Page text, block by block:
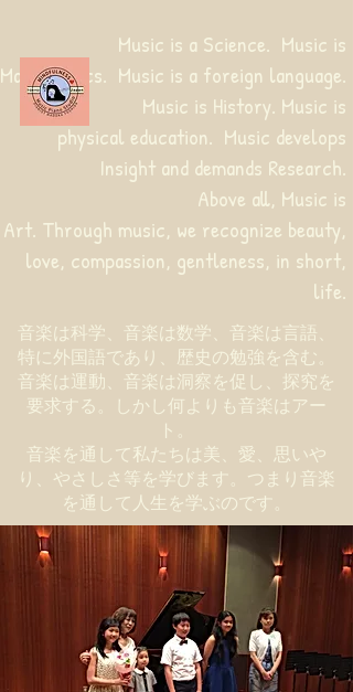
音楽は科学、音楽は数学、音楽は言語、
特に外国語であり、歴史の勉強を含む。
音楽は運動、音楽は洞察を促し、探究を
要求する。しかし何よりも音楽はアー
ト。
音楽を通して私たちは美、愛、思いや
り、やさしさ等を学びます。つまり音楽
を通して人生を学ぶのです。
Music is a Science. Music is
Mathematics. Music is a foreign language.
Music is History. Music is
physical education. Music develops
Insight and demands Research.
Above all, Music is
Art. Through music, we recognize beauty,
love, compassion, gentleness, in short,
life.